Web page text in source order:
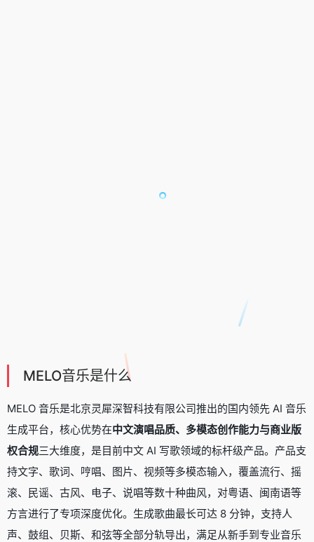
MELO音乐是什么
MELO 音乐是北京灵犀深智科技有限公司推出的国内领先 AI 音乐
生成平台，核心优势在中文演唱品质、多模态创作能力与商业版
权合规三大维度，是目前中文 AI 写歌领域的标杆级产品。产品支
持文字、歌词、哼唱、图片、视频等多模态输入，覆盖流行、摇
滚、民谣、古风、电子、说唱等数十种曲风，对粤语、闽南语等
方言进行了专项深度优化。生成歌曲最长可达 8 分钟，支持人
声、鼓组、贝斯、和弦等全部分轨导出，满足从新手到专业音乐